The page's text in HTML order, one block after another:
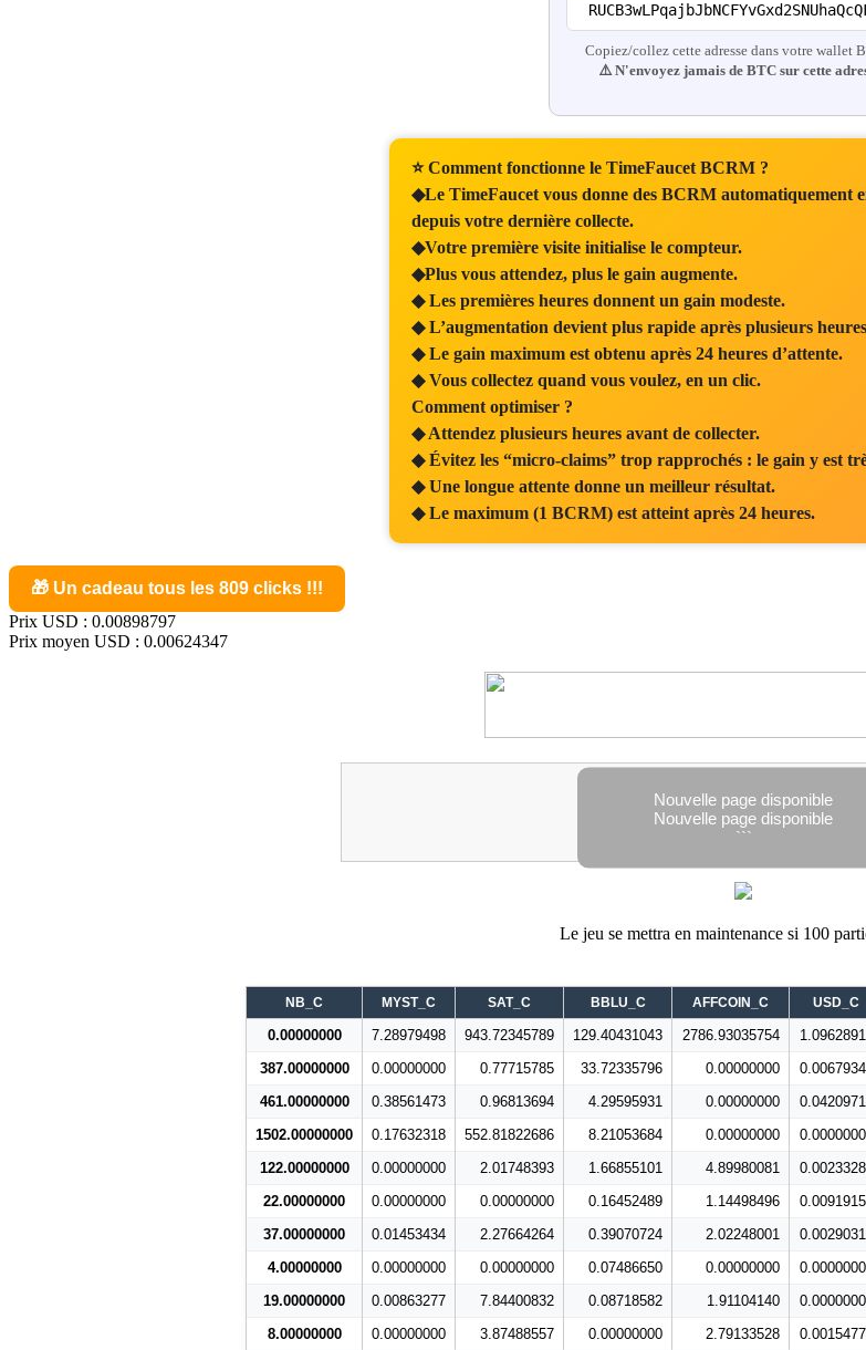
Nouvelle page disponible
Nouvelle page disponible
```
Copiez/collez cette adresse dans votre wallet
⚠️ N'envoyez jamais de BTC sur cette
⭐ Comment fonctionne le TimeFaucet BCRM ?
◆Le TimeFaucet vous donne des BCRM automatiquement
depuis votre dernière collecte.
◆Votre première visite initialise le compteur.
◆Plus vous attendez, plus le gain augmente.
◆ Les premières heures donnent un gain modeste.
◆ L’augmentation devient plus rapide après plusieurs
◆ Le gain maximum est obtenu après 24 heures d’attente.
◆ Vous collectez quand vous voulez, en un clic.
Comment optimiser ?
◆ Attendez plusieurs heures avant de collecter.
◆ Évitez les “micro-claims” trop rapprochés : le gain y est
◆ Une longue attente donne un meilleur résultat.
◆ Le maximum (1 BCRM) est atteint après 24 heures.
🎁 Un cadeau tous les 809 clicks !!!
Prix USD : 0.00898797
Prix moyen USD : 0.00624347
iGraal
N°1 du Cashback en France
Le jeu se mettra en maintenance si 100
NB_C MYST_C SAT_C BBLU_C AFFCOIN_C USD_C
0.00000000 7.28979498 943.72345789 129.40431043 2786.93035754
387.00000000 0.00000000 0.77715785 33.72335796 0.00000000
461.00000000 0.38561473 0.96813694 4.29595931 0.00000000
1502.00000000 0.17632318 552.81822686 8.21053684 0.00000000
122.00000000 0.00000000 2.01748393 1.66855101 4.89980081
22.00000000 0.00000000 0.00000000 0.16452489 1.14498496
37.00000000 0.01453434 2.27664264 0.39070724 2.02248001
4.00000000 0.00000000 0.00000000 0.07486650 0.00000000
19.00000000 0.00863277 7.84400832 0.08718582 1.91104140
8.00000000 0.00000000 3.87488557 0.00000000 2.79133528